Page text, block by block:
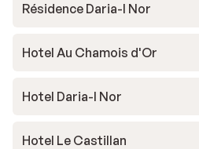
Résidence Daria-I Nor
Hotel Au Chamois d'Or
Hotel Daria-I Nor
Hotel Le Castillan